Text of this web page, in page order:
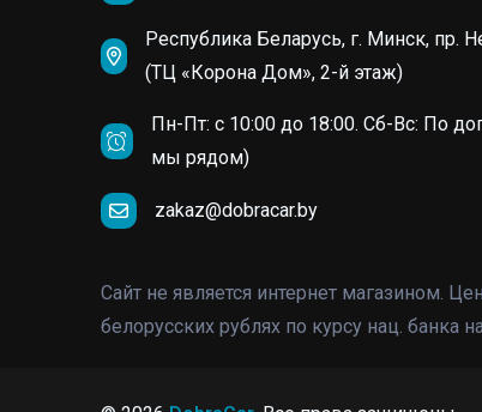
Республика Беларусь, г. Минск, пр.
(ТЦ «Корона Дом», 2-й этаж)
Пн-Пт: c 10:00 до 18:00. Сб-Вс: По
мы рядом)
zakaz@dobracar.by
Сайт не является интернет магазином.
белорусских рублях по курсу нац. банка